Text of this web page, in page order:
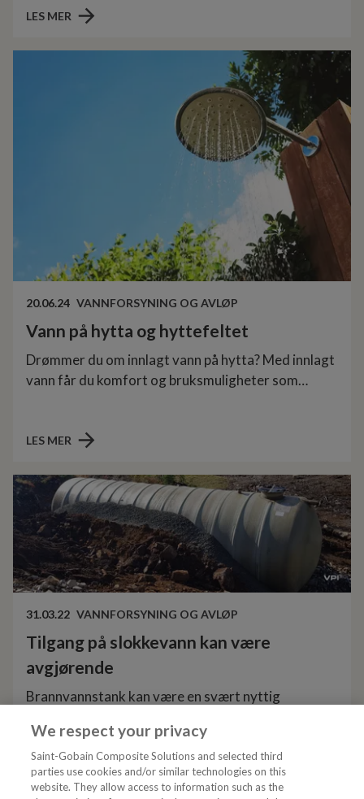
effektivt og miljøvennlig. Her får du en oppdatert
LES MER
20.06.24 VANNFORSYNING OG AVLØP
Vann på hytta og hyttefeltet
Drømmer du om innlagt vann på hytta? Med innlagt
vann får du komfort og bruksmuligheter som
oversikt over hva du bør tenke på, og hvordan du
LES MER
31.03.22 VANNFORSYNING OG AVLØP
Tilgang på slokkevann kan være
avgjørende
Brannvannstank kan være en svært nyttig
hyttefelt, bensinstasjoner, industriområder,
tunneler og andre steder hvor tilgang til vann for
slokking er begrenset.
LES MER
We respect your privacy
Saint-Gobain Composite Solutions and selected third
parties use cookies and/or similar technologies on this
website. They allow access to information such as the